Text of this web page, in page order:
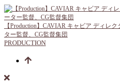
【Production】CAVIAR キャビア ディレ
ター監督、CG監督集団
PRODUCTION